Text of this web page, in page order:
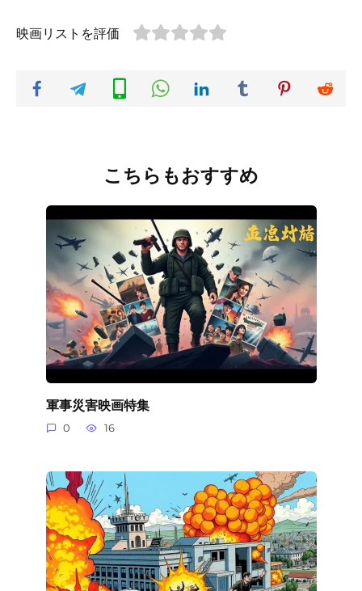
映画リストを評価
こちらもおすすめ
軍事災害映画特集
0 16